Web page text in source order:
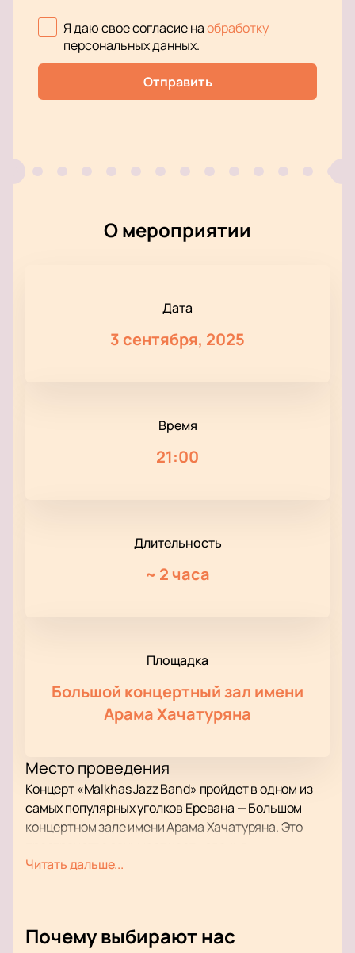
Я даю свое согласие наобработку
персональных данных.
Отправить
О мероприятии
Дата
3 сентября, 2025
Время
21:00
Длительность
~ 2 часа
Площадка
Большой концертный зал имени
Арама Хачатуряна
Место проведения
Концерт «Malkhas Jazz Band» пройдет в одном из
самых популярных уголков Еревана — Большом
концертном зале имени Арама Хачатуряна. Это
Национального театра оперы и балета имени
орнаменты и барельефы, которые создают особую
Читать дальше...
Почему выбирают нас